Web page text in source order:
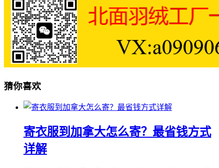
猜你喜欢
寄衣服到加拿大怎么寄？最省钱方式
详解